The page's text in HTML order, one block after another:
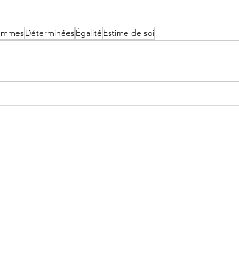
DéterminéesÉgalité Estime de soi